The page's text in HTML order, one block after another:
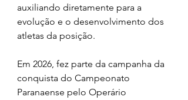
auxiliando diretamente para a
evolução e o desenvolvimento dos
atletas da posição.
Em 2026, fez parte da campanha da
conquista do Campeonato
Paranaense pelo Operário